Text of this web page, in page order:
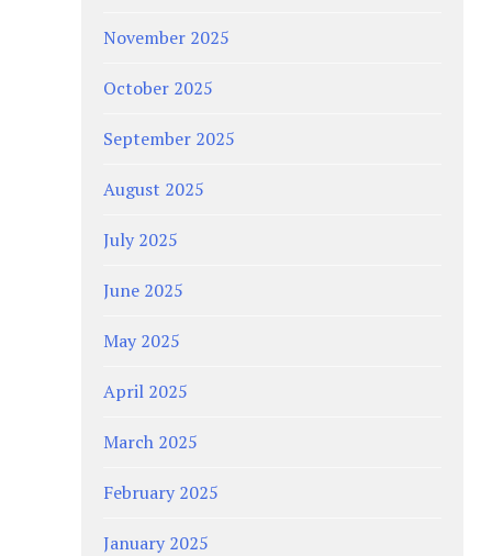
November 2025
October 2025
September 2025
August 2025
July 2025
June 2025
May 2025
April 2025
March 2025
February 2025
January 2025